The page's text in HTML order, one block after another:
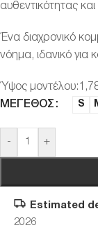
αυθεντικότητας
Ένα διαχρονικό
νόημα, ιδανικό για
Ύψος
ΜΈΓΕΘΟΣ
S
- +
Estimated
2026